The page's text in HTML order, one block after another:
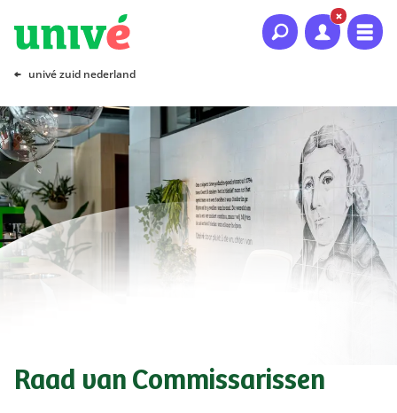
Naar hoofdinhoud
Naar hoofdnavigatie
Naar footer
univé zuid nederland
Raad van Commissarissen